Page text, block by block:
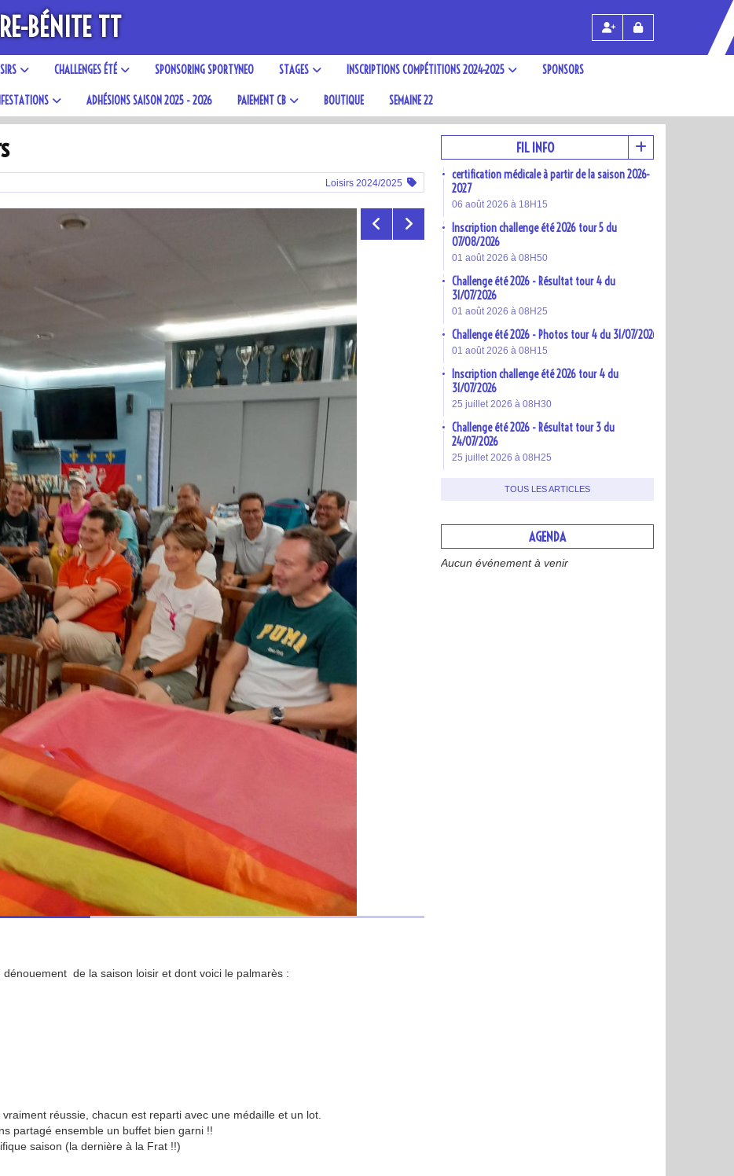
BÉNITE TT
CHALLENGES ÉTÉ SPONSORING SPORTYNEO STAGES INSCRIPTIONS COMPÉTITIONS 2024-2025 SPONSORS
ADHÉSIONS SAISON 2025 - 2026 PAIEMENT CB BOUTIQUE SEMAINE 22
Loisirs 2024/2025
de la saison loisir et dont voici le palmarès :
réussie, chacun est reparti avec une médaille et un lot.
partagé ensemble un buffet bien garni !!
saison (la dernière à la Frat !!)
FIL INFO
certification médicale à partir de la saison 2026-
2027
06 août 2026 à 18H15
Inscription challenge été 2026 tour 5 du
07/08/2026
01 août 2026 à 08H50
Challenge été 2026 - Résultat tour 4 du
31/07/2026
01 août 2026 à 08H25
Challenge été 2026 - Photos tour 4 du 31/07/2026
01 août 2026 à 08H15
Inscription challenge été 2026 tour 4 du
31/07/2026
25 juillet 2026 à 08H30
Challenge été 2026 - Résultat tour 3 du
24/07/2026
25 juillet 2026 à 08H25
TOUS LES ARTICLES
AGENDA
Aucun événement à venir